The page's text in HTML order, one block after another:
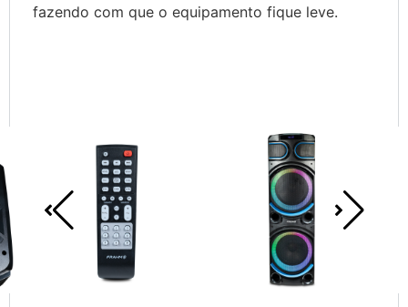
fazendo com que o equipamento fique leve.